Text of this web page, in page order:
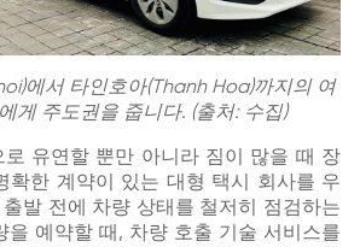
에서 타인호아(Thanh Hoa)까지의 여
게 주도권을 줍니다. (출처: 수집)
로 유연할 뿐만 아니라 짐이 많을 때 장
확한 계약이 있는 대형 택시 회사를 우
발 전에 차량 상태를 철저히 점검하는
을 예약할 때, 차량 호출 기술 서비스를